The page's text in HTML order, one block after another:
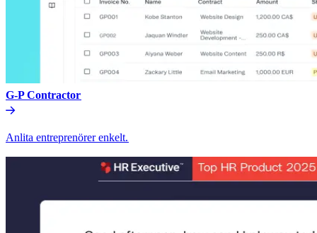
G-P Contractor​​
Anlita entreprenörer enkelt.​​